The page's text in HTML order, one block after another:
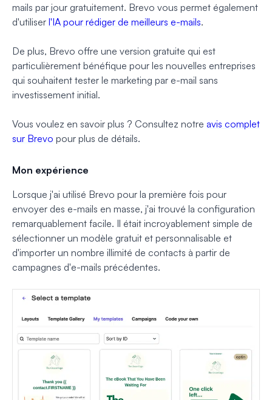
mails par jour gratuitement. Brevo vous permet également
d'utiliser l'IA pour rédiger de meilleurs e-mails.
De plus, Brevo offre une version gratuite qui est
particulièrement bénéfique pour les nouvelles entreprises
qui souhaitent tester le marketing par e-mail sans
investissement initial.
Vous voulez en savoir plus ? Consultez notre avis complet
sur Brevo pour plus de détails.
Mon expérience
Lorsque j'ai utilisé Brevo pour la première fois pour
envoyer des e-mails en masse, j'ai trouvé la configuration
remarquablement facile. Il était incroyablement simple de
sélectionner un modèle gratuit et personnalisable et
d'importer un nombre illimité de contacts à partir de
campagnes d'e-mails précédentes.